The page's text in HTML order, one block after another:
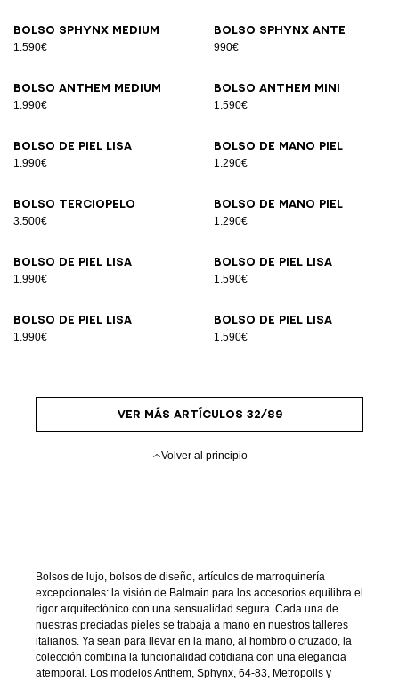
Bolso SPHYNX Medium
1.590€
Bolso SPHYNX ante
990€
Bolso ANTHEM Medium
1.990€
Bolso ANTHEM Mini
1.590€
Bolso de piel lisa
1.990€
Bolso de mano piel
1.290€
Bolso terciopelo
3.500€
Bolso de mano piel
1.290€
Bolso de piel lisa
1.990€
Bolso de piel lisa
1.590€
Bolso de piel lisa
1.990€
Bolso de piel lisa
1.590€
VER MÁS ARTÍCULOS 32/89
Volver al principio
Bolsos de lujo, bolsos de diseño, artículos de marroquinería
excepcionales: la visión de Balmain para los accesorios equilibra el
rigor arquitectónico con una sensualidad segura. Cada una de
nuestras preciadas pieles se trabaja a mano en nuestros talleres
italianos. Ya sean para llevar en la mano, al hombro o cruzado, la
colección combina la funcionalidad cotidiana con una elegancia
atemporal. Los modelos Anthem, Sphynx, 64-83, Metropolis y